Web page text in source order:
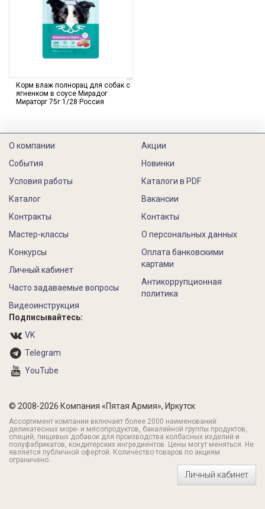
Корм влаж полнорац для собак с
ягненком в соусе Мирадог
Мираторг 75г 1/28 Россия
О компании
События
Условия работы
Каталог
Контракты
Акции
Новинки
Каталоги в PDF
Вакансии
Контакты
Мастер-классы
Конкурсы
Личный кабинет
Часто задаваемые вопросы
Видеоинструкция
О персональных данных
Оплата банковскими
картами
Антикоррупционная
политика
Подписывайтесь:
VK
Telegram
YouTube
© 2008-2026 Компания «Пятая Армия», Иркутск
Ассортимент компании включает более 2000 наименований
деликатесных море- и мясопродуктов, бакалейной группы продуктов,
специй, пищевых добавок для производства колбасных изделий и
полуфабрикатов, кондитерских ингредиентов. Цены могут меняться. Не
является публичной офертой. Количество товаров по акциям
ограничено.
Личный кабинет